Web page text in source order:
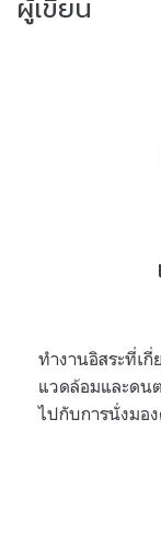
ผู้เขียน
ทำงานอิสระที่
แวดล้อมและดน
ไปกับการนั่งมอ